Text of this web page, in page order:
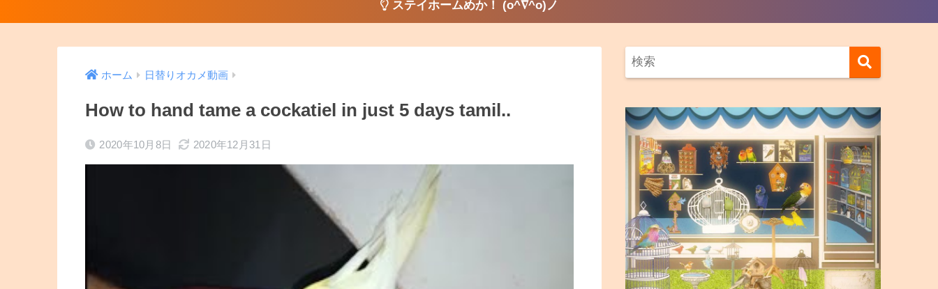
ステイホームめか！ (o^∇^o)ノ
ホーム 日替りオカメ動画
How to hand tame a cockatiel in just 5 days tamil..
2020年10月8日 2020年12月31日